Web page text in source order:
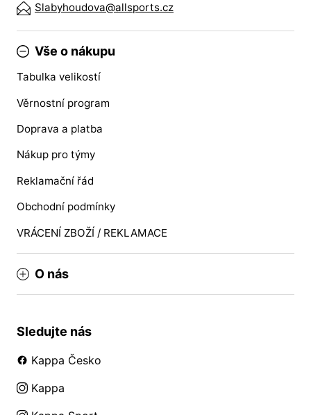
Slabyhoudova@allsports.cz
Vše o nákupu
Tabulka velikostí
Věrnostní program
Doprava a platba
Nákup pro týmy
Reklamační řád
Obchodní podmínky
VRÁCENÍ ZBOŽÍ / REKLAMACE
O nás
Sledujte nás
Kappa Česko
Kappa